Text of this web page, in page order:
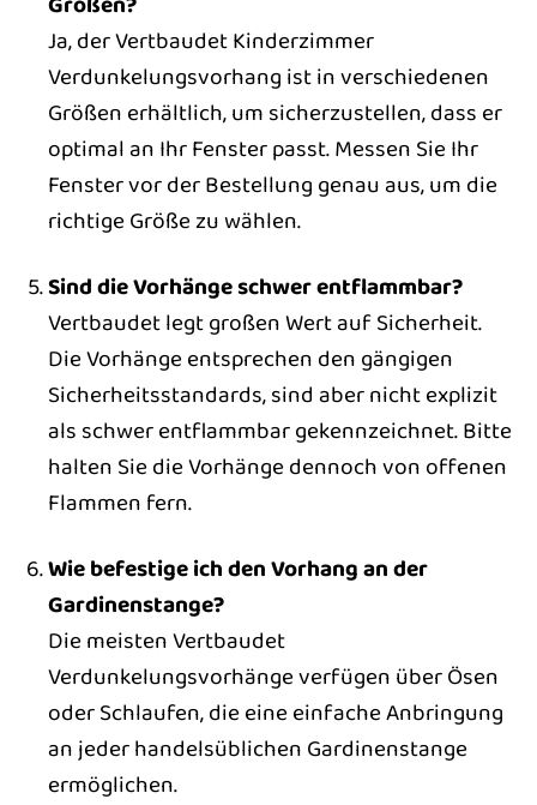
Ja, der Vertbaudet Kinderzimmer
Verdunkelungsvorhang ist in verschiedenen
Größen erhältlich, um sicherzustellen, dass er
optimal an Ihr Fenster passt. Messen Sie Ihr
Fenster vor der Bestellung genau aus, um die
richtige Größe zu wählen.
Sind die Vorhänge schwer entflammbar?
Vertbaudet legt großen Wert auf Sicherheit.
Die Vorhänge entsprechen den gängigen
Sicherheitsstandards, sind aber nicht explizit
als schwer entflammbar gekennzeichnet. Bitte
halten Sie die Vorhänge dennoch von offenen
Flammen fern.
Wie befestige ich den Vorhang an der
Gardinenstange?
Die meisten Vertbaudet
Verdunkelungsvorhänge verfügen über Ösen
oder Schlaufen, die eine einfache Anbringung
an jeder handelsüblichen Gardinenstange
ermöglichen.